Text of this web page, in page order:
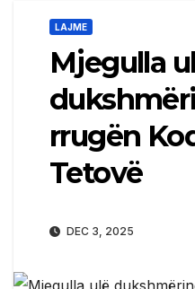
LAJME
Mjegulla
rrugën
Tetovë
DEC 3, 2025